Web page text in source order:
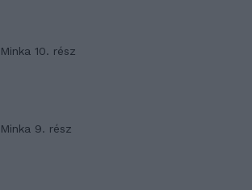
Minka 10. rész
Minka 9. rész